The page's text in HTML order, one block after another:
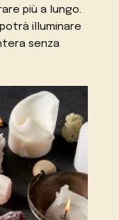
più a lungo.
illuminare
senza